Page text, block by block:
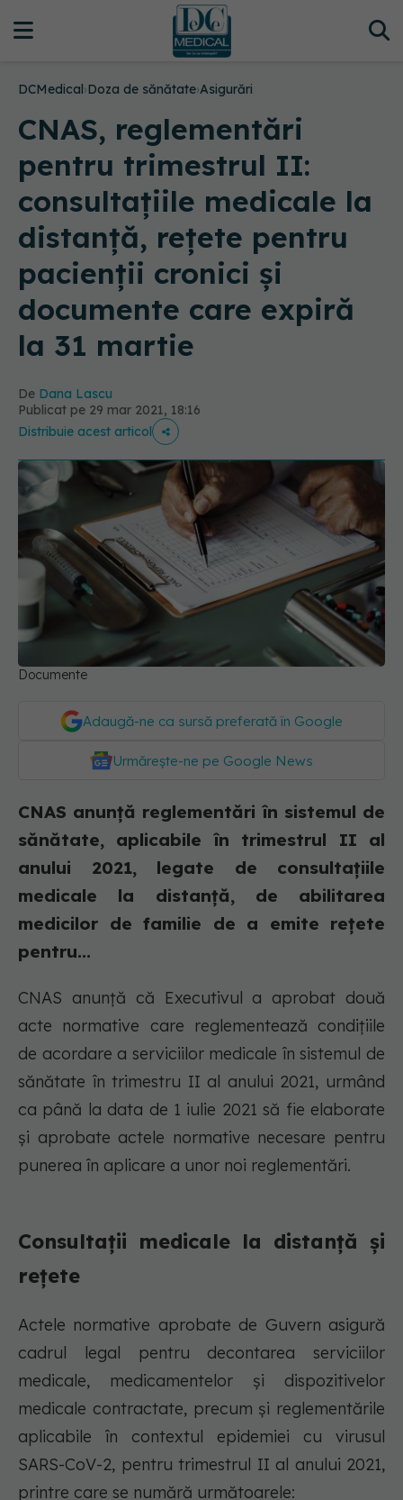
DCMedical›Doza de sănătate›Asigurări
CNAS, reglementări
pentru trimestrul II:
consultațiile medicale la
distanță, rețete pentru
pacienții cronici și
documente care expiră
la 31 martie
De Dana Lascu
Publicat pe 29 mar 2021, 18:16
Distribuie acest articol
Documente
Adaugă-ne ca sursă preferată în Google
Urmărește-ne pe Google News
CNAS anunță reglementări în sistemul de
sănătate, aplicabile în trimestrul II al
anului 2021, legate de consultațiile
medicale la distanță, de abilitarea
medicilor de familie de a emite rețete
pentru...
CNAS anunță că Executivul a aprobat două
acte normative care reglementează condițiile
de acordare a serviciilor medicale în sistemul de
sănătate în trimestru II al anului 2021, urmând
ca până la data de 1 iulie 2021 să fie elaborate
și aprobate actele normative necesare pentru
punerea în aplicare a unor noi reglementări.
Consultații medicale la distanță și
rețete
Actele normative aprobate de Guvern asigură
cadrul legal pentru decontarea serviciilor
medicale, medicamentelor și dispozitivelor
medicale contractate, precum și reglementările
aplicabile în contextul epidemiei cu virusul
SARS-CoV-2, pentru trimestrul II al anului 2021,
printre care se numără următoarele: